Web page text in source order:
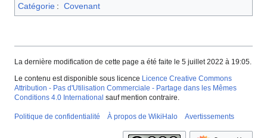
Catégorie : Covenant
La dernière modification de cette page a été faite le 5 juillet 2022 à 19:05.
Le contenu est disponible sous licence Licence Creative Commons
Attribution - Pas d'Utilisation Commerciale - Partage dans les Mêmes
Conditions 4.0 International sauf mention contraire.
Politique de confidentialité À propos de WikiHalo Avertissements